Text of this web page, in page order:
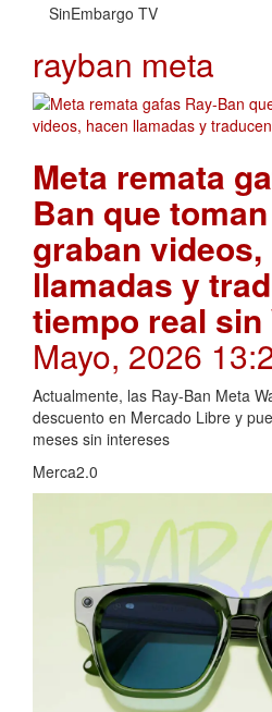
SinEmbargo TV
rayban meta
Meta remata
Ban que
graban videos,
llamadas y
tiempo real sin
Mayo, 2026
Actualmente, las Ray-Ban Meta
descuento en Mercado Libre y
meses sin intereses
Merca2.0